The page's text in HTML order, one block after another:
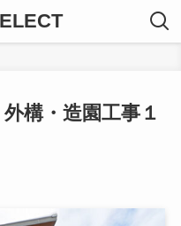
構・造園工事１